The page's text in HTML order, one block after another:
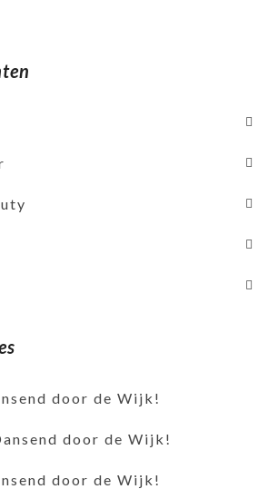
door de Wijk!
door de Wijk!
door de Wijk!